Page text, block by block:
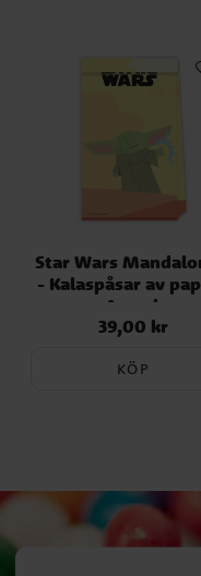
Star Wars
- Kalaspåsar av
4-pack
Pris:39,00 kr
39,00 kr
KÖP